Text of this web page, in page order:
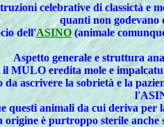
celebrative di classictà e
quanti non
dell'ASINO(animale
Aspetto generale e struttura
MULO eredita mole e
ascrivere la sobrietà e la
questi animali da cui deriva per
origine è purtroppo sterile